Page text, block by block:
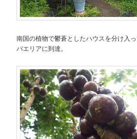
南国の植物で鬱蒼としたハウスを分け入
バエリアに到達。